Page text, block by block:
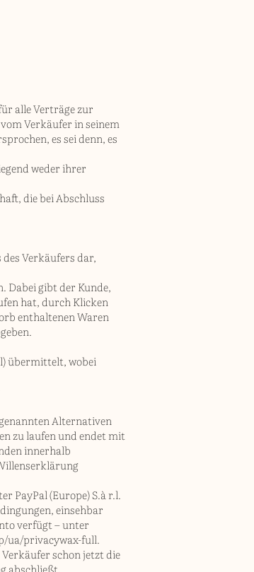
alle Verträge zur
Verkäufer in seinem
es sei denn, es
weder ihrer
die bei Abschluss
Verkäufers dar,
Dabei gibt der Kunde,
hat, durch Klicken
enthaltenen Waren
übermittelt, wobei
Alternativen
zu laufen und endet mit
innerhalb
PayPal (Europe) S.à r.l.
einsehbar
verfügt – unter
ua/privacywax-full.
schon jetzt die